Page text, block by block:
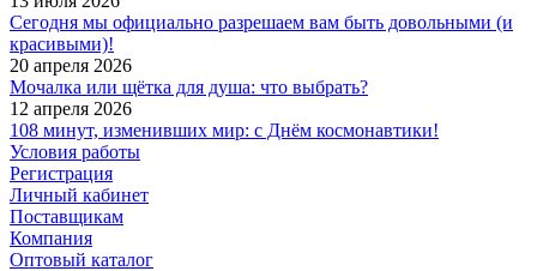
Сегодня мы официально разрешаем вам быть довольными (и
красивыми)!
20 апреля 2026
Мочалка или щётка для душа: что выбрать?
12 апреля 2026
108 минут, изменивших мир: с Днём космонавтики!
Условия работы
Регистрация
Личный кабинет
Поставщикам
Компания
Оптовый каталог